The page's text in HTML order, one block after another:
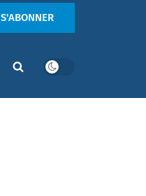
S'ABONNER